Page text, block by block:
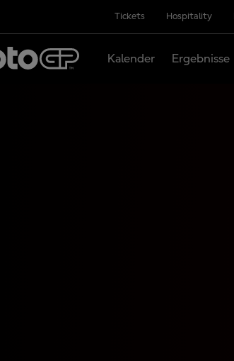
Tickets Hospitality
Kalender Ergebnisse